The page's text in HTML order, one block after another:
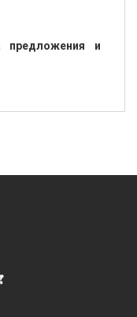
предложения и